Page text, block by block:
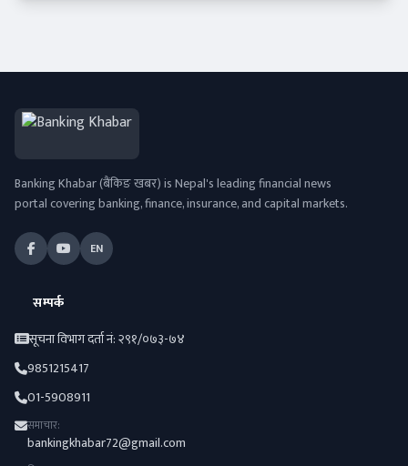
Banking Khabar (बैंकिङ खबर) is Nepal's leading financial news
portal covering banking, finance, insurance, and capital markets.
EN
सम्पर्क
सूचना विभाग दर्ता नं: २९१/०७३-७४
9851215417
01-5908911
समाचार:
bankingkhabar72@gmail.com